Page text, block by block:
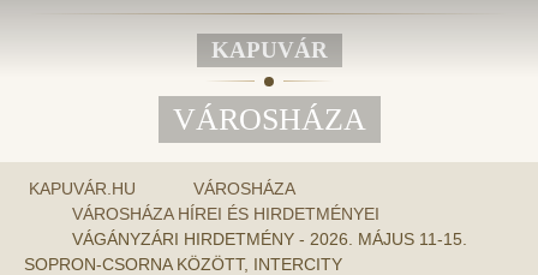
KAPUVÁR
VÁROSHÁZA
KAPUVÁR.HU
VÁROSHÁZA
VÁROSHÁZA HÍREI ÉS HIRDETMÉNYEI
VÁGÁNYZÁRI HIRDETMÉNY - 2026. MÁJUS 11-15.
SOPRON-CSORNA KÖZÖTT, INTERCITY